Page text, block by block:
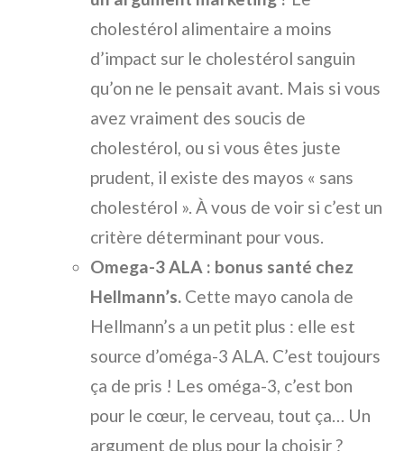
cholestérol alimentaire a moins
d’impact sur le cholestérol sanguin
qu’on ne le pensait avant. Mais si vous
avez vraiment des soucis de
cholestérol, ou si vous êtes juste
prudent, il existe des mayos « sans
cholestérol ». À vous de voir si c’est un
critère déterminant pour vous.
Omega-3 ALA : bonus santé chez
Hellmann’s. Cette mayo canola de
Hellmann’s a un petit plus : elle est
source d’oméga-3 ALA. C’est toujours
ça de pris ! Les oméga-3, c’est bon
pour le cœur, le cerveau, tout ça… Un
argument de plus pour la choisir ?